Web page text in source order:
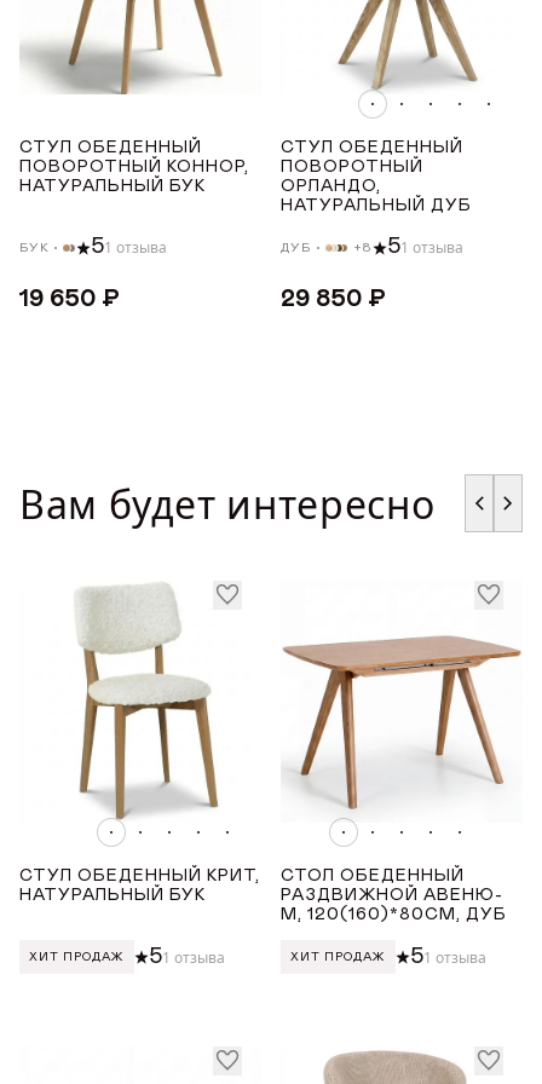
ДИЗАЙНЕРАМ
СОТРУДНИЧЕСТВО
Телепроекты
VK Youtube Telegram MAXЯндекс Ритм Pinterest
Нет
Бук
Средний
СТРАНА ПРОИЗВОДСТВА
РОССИЯ
ТОНИРОВКА
Белая эмаль
Светлый дуб с чёрной патиной
Дуб меловой
СТУЛ ОБЕДЕННЫЙ
ПОВОРОТНЫЙ КОННОР,
НАТУРАЛЬНЫЙ БУК
БУК 51 отзыва
19 650 ₽
СТУЛ ОБЕДЕННЫЙ
ПОВОРОТНЫЙ
ОРЛАНДО,
НАТУРАЛЬНЫЙ ДУБ
ДУБ +8 51 отзыва
29 850 ₽
Вам будет интересно
СТУЛ ОБЕДЕННЫЙ КРИТ,
НАТУРАЛЬНЫЙ БУК
ХИТ ПРОДАЖ 51 отзыва
СТОЛ ОБЕДЕННЫЙ
РАЗДВИЖНОЙ АВЕНЮ-
М, 120(160)*80СМ, ДУБ
ХИТ ПРОДАЖ 51 отзыва